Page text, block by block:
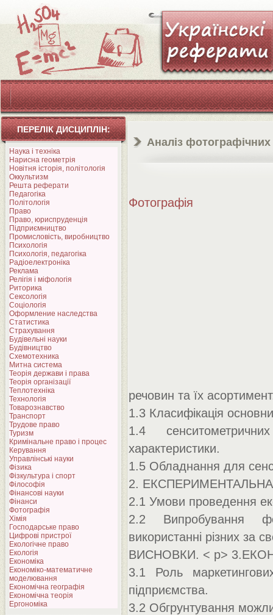
ПЕРЕЛІК ДИСЦИПЛІН:
Наука і техніка
Нарисна геометрія
Новітня історія, політологія
Оккультизм
Решта реферати
Педагогіка
Політологія
Право
Право, юриспруденція
Підприємництво
Промисловість, виробництво
Психологія
Психологія, педагогіка
Радіоелектроніка
Реклама
Релігія і міфологія
Риторика
Сексологія
Соціологія
Оформление наследства
Статистика
Страхування
Будівельні науки
Будівництво
Схемотехника
Митна система
Теорія держави і права
Теорія організації
Теплотехніка
Технологія
Товарознавство
Транспорт
Трудове право
Туризм
Кримінальне право і процес
Керування
Управлінські науки
Фізика
Фізкультура і спорт
Філософія
Фінансові науки
Фінанси
Фотографія
Хімія
Господарське право
Цифрові пристрої
Екологічне право
Екологія
Економіка
Економіко-математичне
моделювання
Економічна географія
Економічна теорія
Ергономіка
Аналіз
Фотографія
речовин та їх
1.3 Класифікація
1.4
характеристики.
1.5 Обладнання для
2.
2.1 Умови проведення
2.2 Випробування
використанні різних за
ВИСНОВКИ. < p>
3.1 Роль
підприємства.
3.2 Обгрунтування